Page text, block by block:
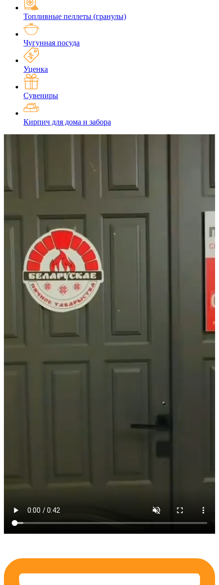
Топливные пеллеты (гранулы)
Чугунная посуда
Уценка
Сувениры
Кирпич для дома и забора